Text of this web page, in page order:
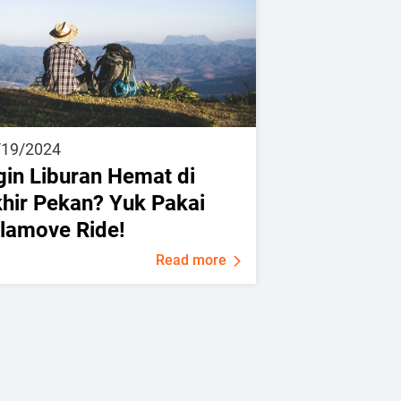
2024
Liburan Hemat di
Pekan? Yuk Pakai
Ride!
Read more